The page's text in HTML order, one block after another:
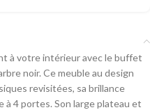
à votre intérieur avec le buffet
noir. Ce meuble au design
revisitées, sa brillance
4 portes. Son large plateau et